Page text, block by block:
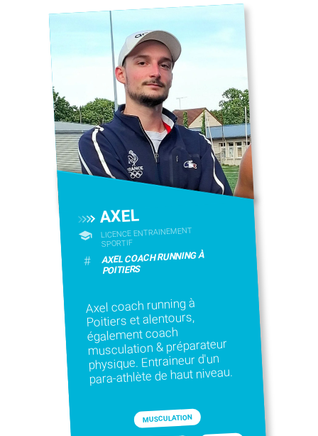
AXEL
LICENCE ENTRAINEMENT
SPORTIF
# AXEL COACH RUNNING À
POITIERS
Axel coach running à
Poitiers et alentours,
également coach
musculation & préparateur
physique. Entraineur d'un
para-athlète de haut niveau.
MUSCULATION